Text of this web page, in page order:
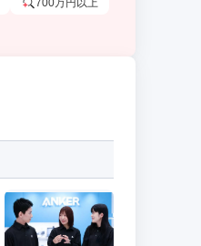
700万円以上